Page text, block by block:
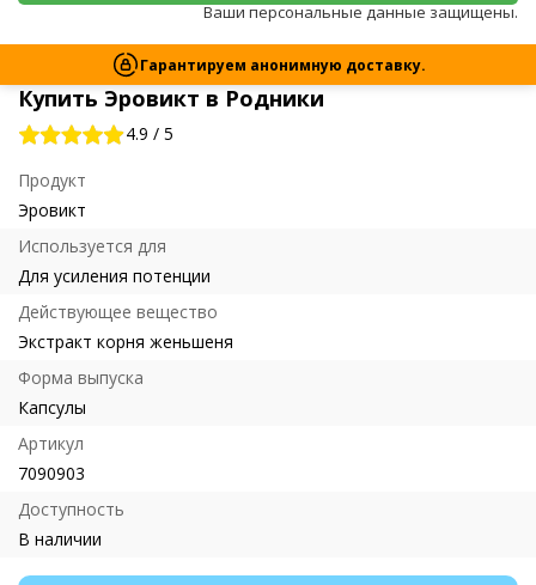
Купить Эровикт в Родники
4.9 / 5
Продукт
Эровикт
Используется для
Для усиления потенции
Действующее вещество
Экстракт корня женьшеня
Форма выпуска
Капсулы
Артикул
7090903
Доступность
В наличии
Ваши персональные данные защищены.
Гарантируем анонимную доставку.